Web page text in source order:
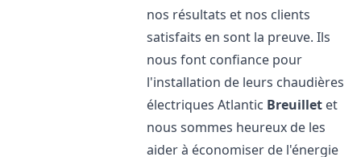
nos résultats et nos clients
satisfaits en sont la preuve. Ils
nous font confiance pour
l'installation de leurs chaudières
électriques Atlantic Breuillet et
nous sommes heureux de les
aider à économiser de l'énergie